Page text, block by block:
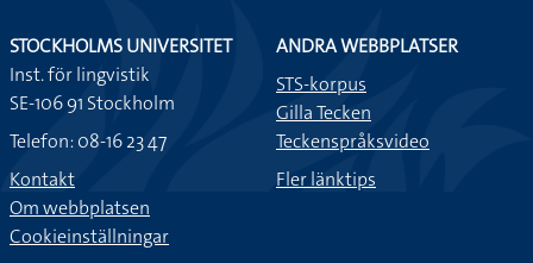
STOCKHOLMS UNIVERSITET
Inst. för lingvistik
SE-106 91 Stockholm
Telefon: 08-16 23 47
Kontakt
Om webbplatsen
Cookieinställningar
ANDRA WEBBPLATSER
STS-korpus
Gilla Tecken
Teckenspråksvideo
Fler länktips